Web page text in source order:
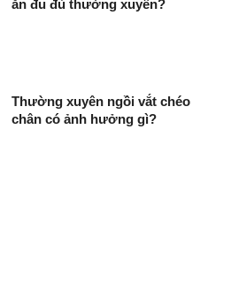
ăn đu đủ thường xuyên?
Thường xuyên ngồi vắt chéo
chân có ảnh hưởng gì?